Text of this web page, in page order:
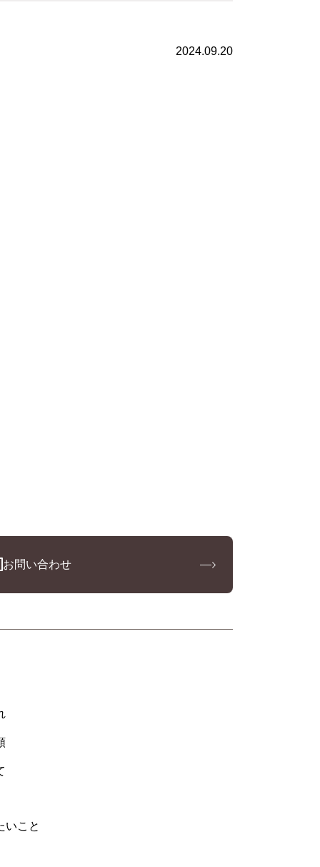
2024.09.20
お問い合わせ
いこと